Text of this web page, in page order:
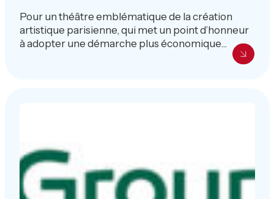
Pour un théâtre emblématique de la création
artistique parisienne, qui met un point d’honneur
à adopter une démarche plus économique...